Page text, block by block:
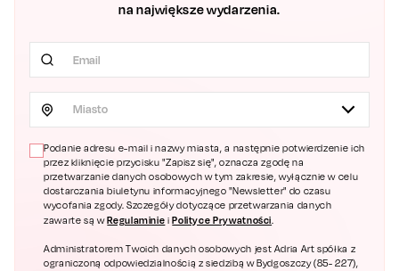
na największe wydarzenia.
Miasto
Podanie adresu e-mail i nazwy miasta, a następnie potwierdzenie ich
przez kliknięcie przycisku "Zapisz się", oznacza zgodę na
przetwarzanie danych osobowych w tym zakresie, wyłącznie w celu
dostarczania biuletynu informacyjnego "Newsletter" do czasu
wycofania zgody. Szczegóły dotyczące przetwarzania danych
zawarte są wRegulaminie i Polityce Prywatności.
Administratorem Twoich danych osobowych jest Adria Art spółka z
ograniczoną odpowiedzialnością z siedzibą w Bydgoszczy (85- 227),